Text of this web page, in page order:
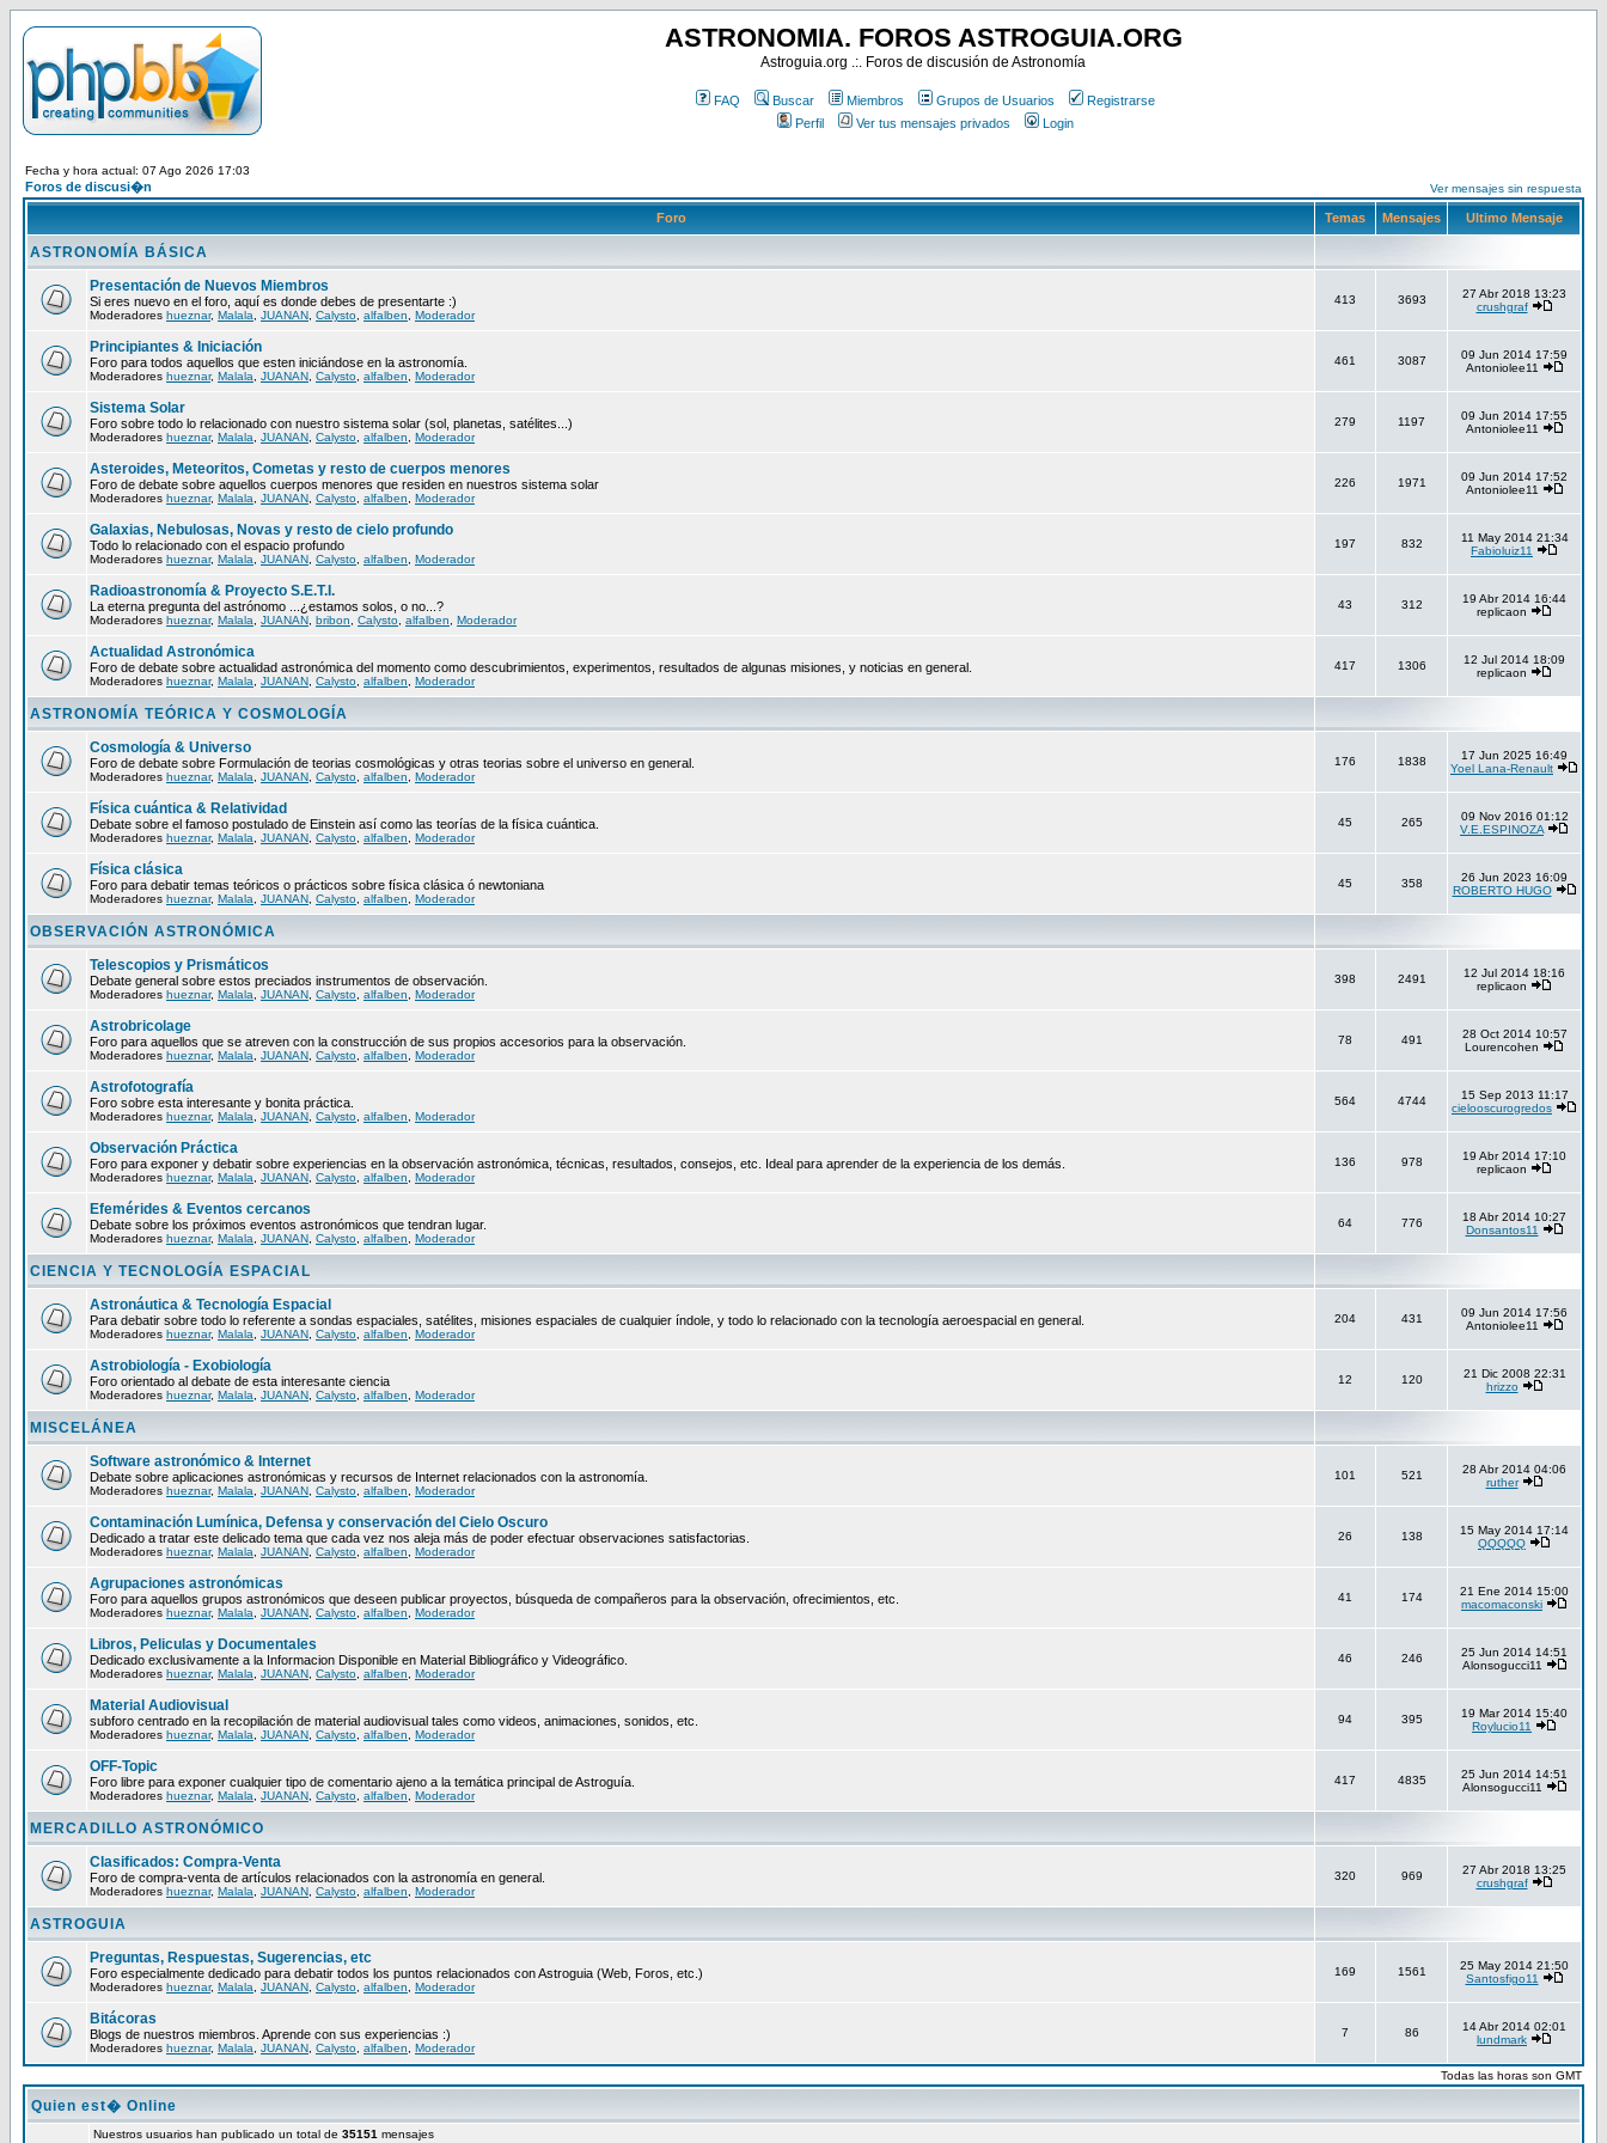
ASTRONOMIA. FOROS ASTROGUIA.ORG
Astroguia.org .:. Foros de discusión de Astronomía
FAQ Buscar Miembros Grupos de Usuarios
Registrarse
Perfil
Ver tus mensajes privados Login
Fecha y hora actual: 07 Ago 2026 17:03
Foros de discusi�n Ver mensajes sin respuesta
Foro Temas Mensajes Ultimo Mensaje
ASTRONOMÍA BÁSICA
Presentación de Nuevos Miembros
Si eres nuevo en el foro, aquí es donde debes de presentarte :)
Moderadores hueznar, Malala JUANAN Calysto alfalben Moderador
413 3693
27 Abr 2018 13:23
crushgraf
Principiantes & Iniciación
Foro para todos aquellos que esten iniciándose en la astronomía.
Moderadores hueznar, Malala JUANAN Calysto alfalben Moderador
461 3087
09 Jun 2014 17:59
Antoniolee11
Sistema Solar
Foro sobre todo lo relacionado con nuestro sistema solar (sol, planetas, satélites...)
Moderadores hueznar, Malala JUANAN Calysto alfalben Moderador
279 1197
09 Jun 2014 17:55
Antoniolee11
Asteroides, Meteoritos, Cometas y resto de cuerpos menores
Foro de debate sobre aquellos cuerpos menores que residen en nuestros sistema solar
Moderadores hueznar, Malala JUANAN Calysto alfalben Moderador
226 1971
09 Jun 2014 17:52
Antoniolee11
Galaxias, Nebulosas, Novas y resto de cielo profundo
Todo lo relacionado con el espacio profundo
Moderadores hueznar, Malala JUANAN Calysto alfalben Moderador
197 832
11 May 2014 21:34
Fabioluiz11
Radioastronomía & Proyecto S.E.T.I.
La eterna pregunta del astrónomo ...¿estamos solos, o no...?
Moderadores hueznar, Malala JUANAN bribon Calysto alfalben Moderador
43 312
19 Abr 2014 16:44
replicaon
Actualidad Astronómica
Foro de debate sobre actualidad astronómica del momento como descubrimientos, experimentos, resultados de algunas misiones, y noticias en general.
Moderadores hueznar, Malala JUANAN Calysto alfalben Moderador
417 1306
12 Jul 2014 18:09
replicaon
ASTRONOMÍA TEÓRICA Y COSMOLOGÍA
Cosmología & Universo
Foro de debate sobre Formulación de teorias cosmológicas y otras teorias sobre el universo en general.
Moderadores hueznar, Malala JUANAN Calysto alfalben Moderador
176 1838
17 Jun 2025 16:49
Yoel Lana-Renault
Física cuántica & Relatividad
Debate sobre el famoso postulado de Einstein así como las teorías de la física cuántica.
Moderadores hueznar, Malala JUANAN Calysto alfalben Moderador
45 265
09 Nov 2016 01:12
V.E.ESPINOZA
Física clásica
Foro para debatir temas teóricos o prácticos sobre física clásica ó newtoniana
Moderadores hueznar, Malala JUANAN Calysto alfalben Moderador
45 358
26 Jun 2023 16:09
ROBERTO HUGO
OBSERVACIÓN ASTRONÓMICA
Telescopios y Prismáticos
Debate general sobre estos preciados instrumentos de observación.
Moderadores hueznar, Malala JUANAN Calysto alfalben Moderador
398 2491
12 Jul 2014 18:16
replicaon
Astrobricolage
Foro para aquellos que se atreven con la construcción de sus propios accesorios para la observación.
Moderadores hueznar, Malala JUANAN Calysto alfalben Moderador
78 491
28 Oct 2014 10:57
Lourencohen
Astrofotografía
Foro sobre esta interesante y bonita práctica.
Moderadores hueznar, Malala JUANAN Calysto alfalben Moderador
564 4744
15 Sep 2013 11:17
cielooscurogredos
Observación Práctica
Foro para exponer y debatir sobre experiencias en la observación astronómica, técnicas, resultados, consejos, etc. Ideal para aprender de la experiencia de los demás.
Moderadores hueznar, Malala JUANAN Calysto alfalben Moderador
136 978
19 Abr 2014 17:10
replicaon
Efemérides & Eventos cercanos
Debate sobre los próximos eventos astronómicos que tendran lugar.
Moderadores hueznar, Malala JUANAN Calysto alfalben Moderador
64 776
18 Abr 2014 10:27
Donsantos11
CIENCIA Y TECNOLOGÍA ESPACIAL
Astronáutica & Tecnología Espacial
Para debatir sobre todo lo referente a sondas espaciales, satélites, misiones espaciales de cualquier índole, y todo lo relacionado con la tecnología aeroespacial en general.
Moderadores hueznar, Malala JUANAN Calysto alfalben Moderador
204 431
09 Jun 2014 17:56
Antoniolee11
Astrobiología - Exobiología
Foro orientado al debate de esta interesante ciencia
Moderadores hueznar, Malala JUANAN Calysto alfalben Moderador
12 120
21 Dic 2008 22:31
hrizzo
MISCELÁNEA
Software astronómico & Internet
Debate sobre aplicaciones astronómicas y recursos de Internet relacionados con la astronomía.
Moderadores hueznar, Malala JUANAN Calysto alfalben Moderador
101 521
28 Abr 2014 04:06
ruther
Contaminación Lumínica, Defensa y conservación del Cielo Oscuro
Dedicado a tratar este delicado tema que cada vez nos aleja más de poder efectuar observaciones satisfactorias.
Moderadores hueznar, Malala JUANAN Calysto alfalben Moderador
26 138
15 May 2014 17:14
QQQQQ
Agrupaciones astronómicas
Foro para aquellos grupos astronómicos que deseen publicar proyectos, búsqueda de compañeros para la observación, ofrecimientos, etc.
Moderadores hueznar, Malala JUANAN Calysto alfalben Moderador
41 174
21 Ene 2014 15:00
macomaconski
Libros, Peliculas y Documentales
Dedicado exclusivamente a la Informacion Disponible en Material Bibliográfico y Videográfico.
Moderadores hueznar, Malala JUANAN Calysto alfalben Moderador
46 246
25 Jun 2014 14:51
Alonsogucci11
Material Audiovisual
subforo centrado en la recopilación de material audiovisual tales como videos, animaciones, sonidos, etc.
Moderadores hueznar, Malala JUANAN Calysto alfalben Moderador
94 395
19 Mar 2014 15:40
Roylucio11
OFF-Topic
Foro libre para exponer cualquier tipo de comentario ajeno a la temática principal de Astroguía.
Moderadores hueznar, Malala JUANAN Calysto alfalben Moderador
417 4835
25 Jun 2014 14:51
Alonsogucci11
MERCADILLO ASTRONÓMICO
Clasificados: Compra-Venta
Foro de compra-venta de artículos relacionados con la astronomía en general.
Moderadores hueznar, Malala JUANAN Calysto alfalben Moderador
320 969
27 Abr 2018 13:25
crushgraf
ASTROGUIA
Preguntas, Respuestas, Sugerencias, etc
Foro especialmente dedicado para debatir todos los puntos relacionados con Astroguia (Web, Foros, etc.)
Moderadores hueznar, Malala JUANAN Calysto alfalben Moderador
169 1561
25 May 2014 21:50
Santosfigo11
Bitácoras
Blogs de nuestros miembros. Aprende con sus experiencias :)
Moderadores hueznar, Malala JUANAN Calysto alfalben Moderador
7 86
14 Abr 2014 02:01
lundmark
Todas las horas son GMT
Quien est� Online
Nuestros usuarios han publicado un total de 35151 mensajes